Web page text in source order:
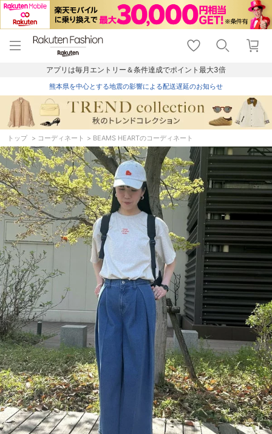
menu home
トップ
shopping_cart lock_outline
ログイン
アプリは毎月エントリー＆条件達成でポイント最大3倍
熊本県を中心とする地震の影響による配送遅延のお知らせ
トップ コーディネート BEAMS HEARTのコーディネート